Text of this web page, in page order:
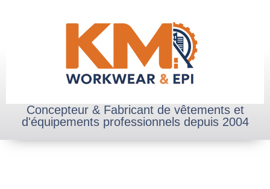
Concepteur & Fabricant de vêtements et
d'équipements professionnels depuis 2004